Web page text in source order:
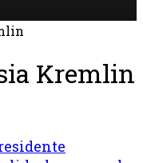
Kremlin